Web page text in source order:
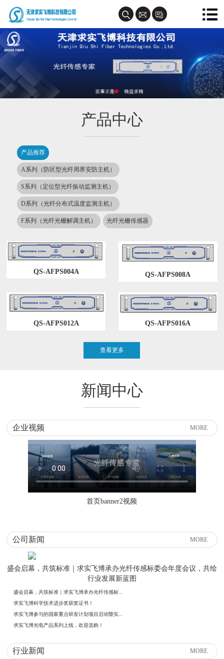
产品中心
产品推荐
A系列（防区型光纤周界安防主机）
S系列（定位型光纤振动监测主机）
D系列（光纤分布式温度监测主机）
F系列（光纤光栅解调主机） 光纤光栅传感器
QS-AFPS004A QS-AFPS008A
QS-AFPS012A QS-AFPS016A
查看更多
新闻中心
企业视频 MORE
首页banner2视频
公司新闻 MORE
盛会启幕，共筑标准｜求实飞博承办光纤传感标委会年度会议，共绘
行业发展新蓝图
盛会启幕，共筑标准｜求实飞博承办光纤传感标...
求实飞博科学技术进步奖获奖证书！
求实飞博参与的国家重点研发计划项目启动暨实...
求实飞博光电产品系列上线，欢迎选购！
行业新闻 MORE